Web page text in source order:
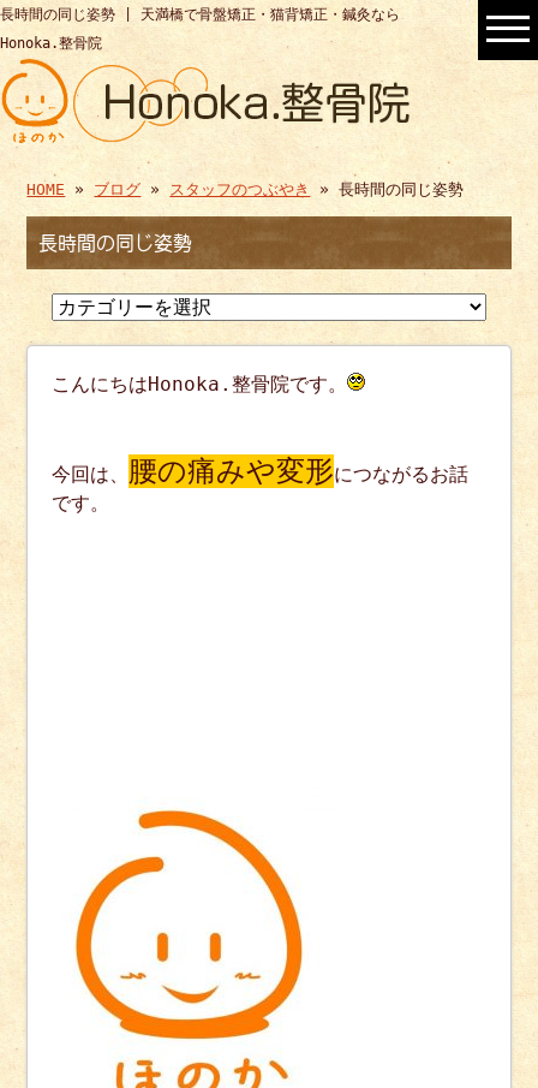
長時間の同じ姿勢 | 天満橋で骨盤矯正・猫背矯正・鍼灸なら
Honoka.整骨院
HOME » ブログ » スタッフのつぶやき » 長時間の同じ姿勢
長時間の同じ姿勢
こんにちはHonoka.整骨院です。
今回は、 腰の痛みや変形につながるお話
です。